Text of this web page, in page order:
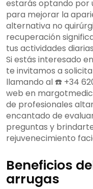
estarás optando por
para mejorar la
alternativa no
recuperación
tus actividades
Si estás interesado
te invitamos a
llamando al ☎️ +34
web en
de profesionales
encantado de
preguntas y
rejuvenecimiento
Beneficios
arrugas